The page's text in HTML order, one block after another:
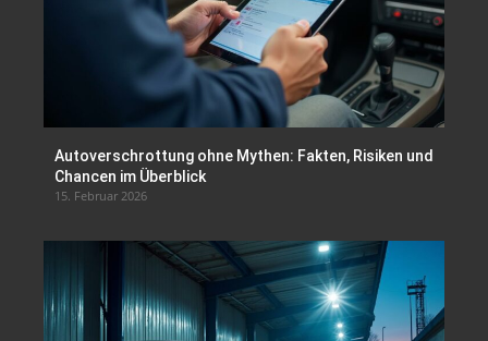
Autoverschrottung ohne Mythen: Fakten, Risiken und
Chancen im Überblick
15. Februar 2026